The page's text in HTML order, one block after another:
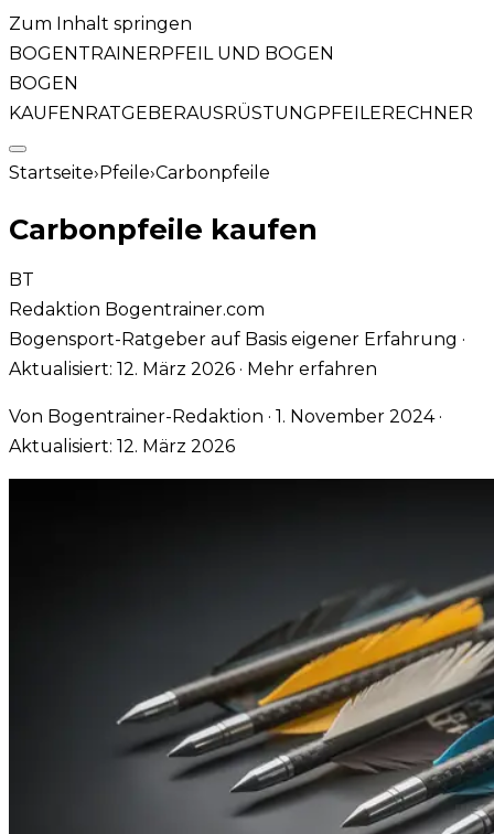
Zum Inhalt springen
BOGENTRAINERPFEIL UND BOGEN
BOGEN
KAUFENRATGEBERAUSRÜSTUNGPFEILERECHNER
Startseite›Pfeile›Carbonpfeile
Carbonpfeile kaufen
BT
Redaktion Bogentrainer.com
Bogensport-Ratgeber auf Basis eigener Erfahrung ·
Aktualisiert: 12. März 2026 · Mehr erfahren
Von Bogentrainer-Redaktion · 1. November 2024·
Aktualisiert: 12. März 2026